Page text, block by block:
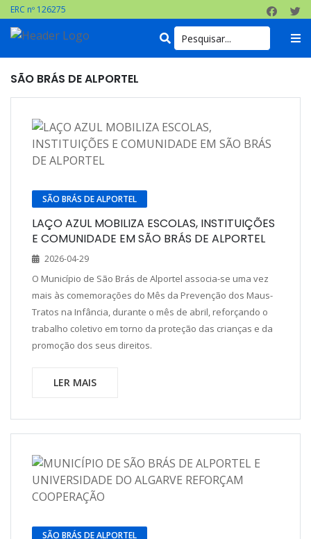
ERC nº 126275
SÃO BRÁS DE ALPORTEL
SÃO BRÁS DE ALPORTEL
LAÇO AZUL MOBILIZA ESCOLAS, INSTITUIÇÕES
E COMUNIDADE EM SÃO BRÁS DE ALPORTEL
2026-04-29
O Município de São Brás de Alportel associa-se uma vez
mais às comemorações do Mês da Prevenção dos Maus-
Tratos na Infância, durante o mês de abril, reforçando o
trabalho coletivo em torno da proteção das crianças e da
promoção dos seus direitos.
LER MAIS
SÃO BRÁS DE ALPORTEL